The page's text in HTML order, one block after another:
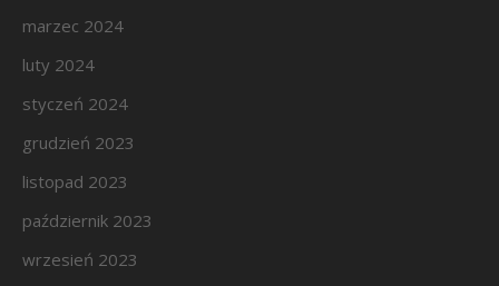
marzec 2024
luty 2024
styczeń 2024
grudzień 2023
listopad 2023
październik 2023
wrzesień 2023